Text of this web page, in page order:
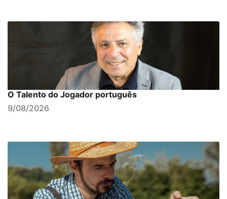
O Talento do Jogador português
9/08/2026